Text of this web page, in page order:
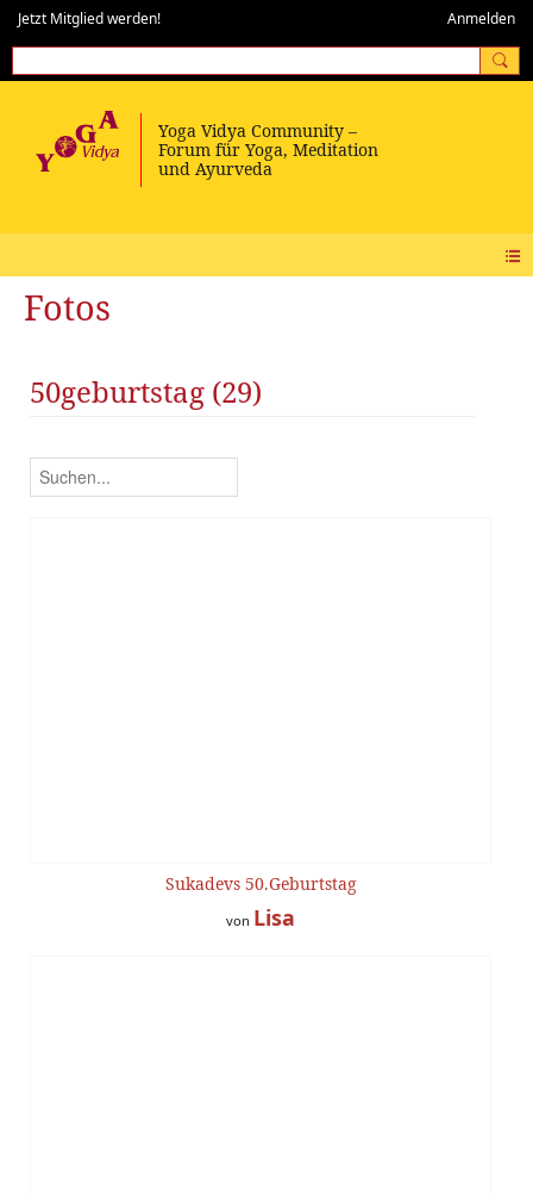
Jetzt Mitglied werden! Anmelden
Fotos
50geburtstag (29)
Sukadevs 50.Geburtstag
von Lisa